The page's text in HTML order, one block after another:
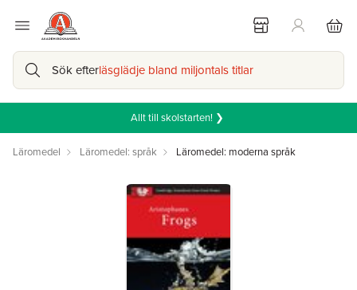
Sök efterläsglädje bland miljontals titlar
Allt till skolstarten! ❯
Läromedel Läromedel: språk Läromedel: moderna språk